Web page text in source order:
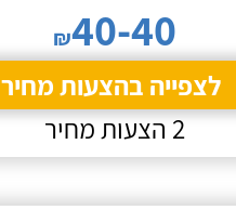
₪40-40
לצפייה בהצעות מחיר
2 הצעות מחיר